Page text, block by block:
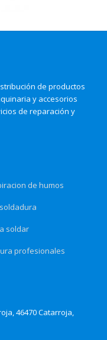
de productos
y accesorios
de reparación y
de humos
soldar
profesionales
46470 Catarroja,